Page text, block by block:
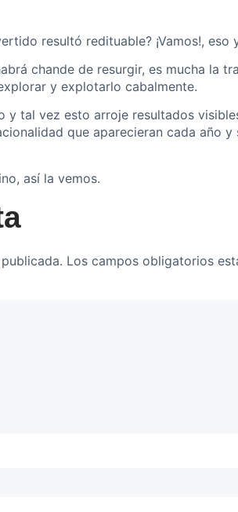
resultó redituable? ¡Vamos!, eso
chande de resurgir, es mucha la
y explotarlo cabalmente.
tal vez esto arroje resultados
que aparecieran cada año
así la vemos.
Los campos obligatorios